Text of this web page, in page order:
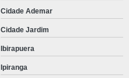
Cidade Ademar
Cidade Jardim
Ibirapuera
Ipiranga